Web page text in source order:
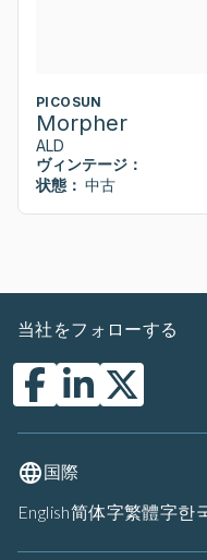
PICOSUN
Morpher
ALD
ヴィンテージ：
状態： 中古
当社をフォローする
国際
English简体字繁體字한